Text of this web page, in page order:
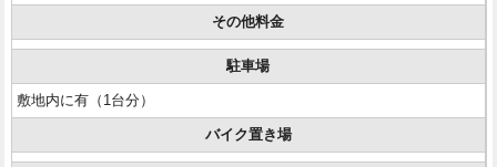
その他料金
駐車場
敷地内に有（1台分）
バイク置き場